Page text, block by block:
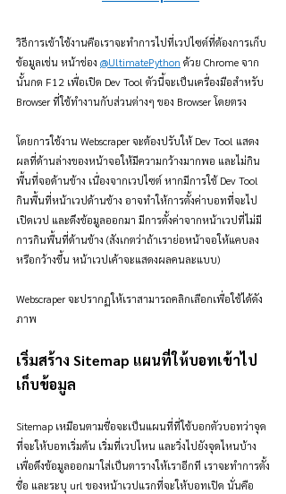
วิธีการเข้าใช้งานคือเราจะทำการไปที่เวปไซต์ที่ต้องการเก็บ
ข้อมูลเช่น หน้าช่อง @UltimatePython ด้วย Chrome จาก
นั้นกด F12 เพื่อเปิด Dev Tool ตัวนี้จะเป็นเครื่องมือสำหรับ
Browser ที่ใช้ทำงานกับส่วนต่างๆ ของ Browser โดยตรง
โดยการใช้งาน Webscraper จะต้องปรับให้ Dev Tool แสดง
ผลที่ด้านล่างของหน้าจอให้มีความกว้างมากพอ และไม่กิน
พื้นที่จอด้านข้าง เนื่องจากเวปไซต์ หากมีการใช้ Dev Tool
กินพื้นที่หน้าเวปด้านข้าง อาจทำให้การตั้งค่าบอทที่จะไป
เปิดเวป และดึงข้อมูลออกมา มีการตั้งค่าจากหน้าเวปที่ไม่มี
การกินพื้นที่ด้านข้าง (สังเกตว่าถ้าเราย่อหน้าจอให้แคบลง
หรือกว้างขึ้น หน้าเวปเค้าจะแสดงผลคนละแบบ)
Webscraper จะปรากฏให้เราสามารถคลิกเลือกเพื่อใช้ได้ดัง
ภาพ
เริ่มสร้าง Sitemap แผนที่ให้บอทเข้าไป
เก็บข้อมูล
Sitemap เหมือนตามชื่อจะเป็นแผนที่ที่ใช้บอกตัวบอทว่าจุด
ที่จะให้บอทเริ่มต้น เริ่มที่เวปไหน และวิ่งไปยังจุดไหนบ้าง
เพื่อดึงข้อมูลออกมาใส่เป็นตารางให้เราอีกที เราจะทำการตั้ง
ชื่อ และระบุ url ของหน้าเวปแรกที่จะให้บอทเปิด นั่นคือ